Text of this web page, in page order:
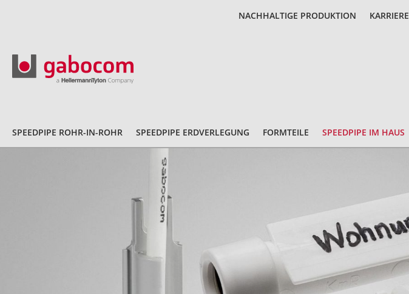
NACHHALTIGE PRODUKTION KARRIERE
SPEEDPIPE ROHR-IN-ROHR SPEEDPIPE ERDVERLEGUNG FORMTEILE SPEEDPIPE IM HAUS